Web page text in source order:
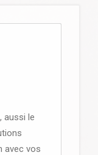
aussi le
avec vos